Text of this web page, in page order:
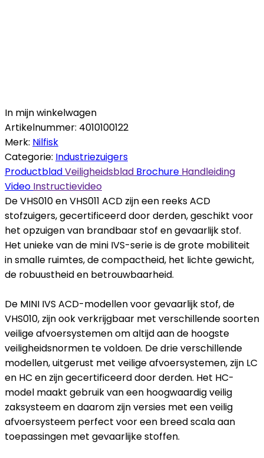
In mijn winkelwagen
Artikelnummer: 4010100122
Merk: Nilfisk
Categorie: Industriezuigers
ProductbladVeiligheidsblad Brochure Handleiding
Video Instructievideo
De VHS010 en VHS011 ACD zijn een reeks ACD
stofzuigers, gecertificeerd door derden, geschikt voor
het opzuigen van brandbaar stof en gevaarlijk stof.
Het unieke van de mini IVS-serie is de grote mobiliteit
in smalle ruimtes, de compactheid, het lichte gewicht,
de robuustheid en betrouwbaarheid.
De MINI IVS ACD-modellen voor gevaarlijk stof, de
VHS010, zijn ook verkrijgbaar met verschillende soorten
veilige afvoersystemen om altijd aan de hoogste
veiligheidsnormen te voldoen. De drie verschillende
modellen, uitgerust met veilige afvoersystemen, zijn LC
en HC en zijn gecertificeerd door derden. Het HC-
model maakt gebruik van een hoogwaardig veilig
zaksysteem en daarom zijn versies met een veilig
afvoersysteem perfect voor een breed scala aan
toepassingen met gevaarlijke stoffen.